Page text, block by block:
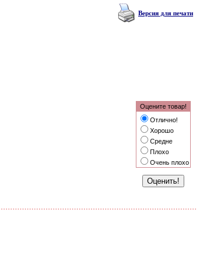
Версия для печати
Оцените товар!
Отлично!
Хорошо
Средне
Плохо
Очень плохо